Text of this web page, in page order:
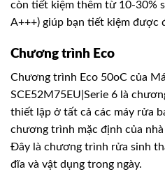
còn tiết kiệm thêm từ 10-30%
A+++) giúp bạn tiết kiệm được
Chương trình Eco
Chương trình Eco 50oC của
SCE52M75EU|Serie 6 là
thiết lập ở tất cả các máy rửa
chương trình mặc định của
Đây là chương trình rửa sinh
đĩa và vật dụng trong ngày.